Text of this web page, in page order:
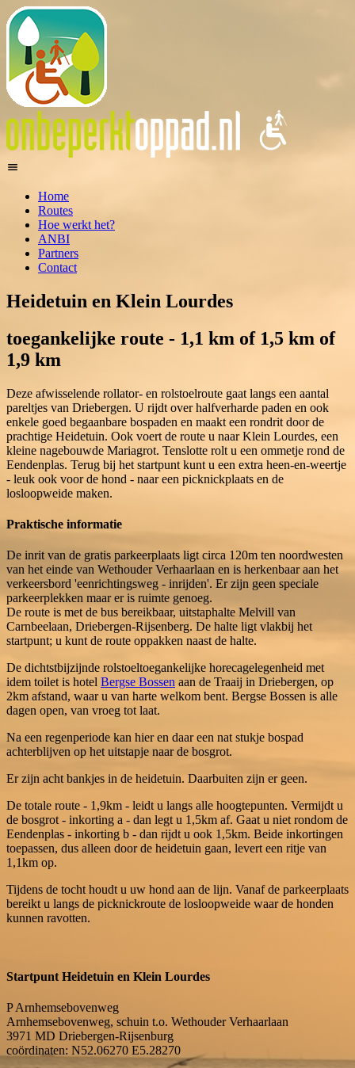
Home
Routes
Hoe werkt het?
ANBI
Partners
Contact
Heidetuin en Klein Lourdes
toegankelijke route - 1,1 km of 1,5 km of
1,9 km
Deze afwisselende rollator- en rolstoelroute gaat langs een aantal
pareltjes van Driebergen. U rijdt over halfverharde paden en ook
enkele goed begaanbare bospaden en maakt een rondrit door de
prachtige Heidetuin. Ook voert de route u naar Klein Lourdes, een
kleine nagebouwde Mariagrot. Tenslotte rolt u een ommetje rond de
Eendenplas. Terug bij het startpunt kunt u een extra heen-en-weertje
- leuk ook voor de hond - naar een picknickplaats en de
losloopweide maken.
Praktische informatie
De inrit van de gratis parkeerplaats ligt circa 120m ten noordwesten
van het einde van Wethouder Verhaarlaan en is herkenbaar aan het
verkeersbord 'eenrichtingsweg - inrijden'. Er zijn geen speciale
parkeerplekken maar er is ruimte genoeg.
De route is met de bus bereikbaar, uitstaphalte Melvill van
Carnbeelaan, Driebergen-Rijsenberg. De halte ligt vlakbij het
startpunt; u kunt de route oppakken naast de halte.
De dichtstbijzijnde rolstoeltoegankelijke horecagelegenheid met
idem toilet is hotel Bergse Bossen aan de Traaij in Driebergen, op
2km afstand, waar u van harte welkom bent. Bergse Bossen is alle
dagen open, van vroeg tot laat.
Na een regenperiode kan hier en daar een nat stukje bospad
achterblijven op het uitstapje naar de bosgrot.
Er zijn acht bankjes in de heidetuin. Daarbuiten zijn er geen.
De totale route - 1,9km - leidt u langs alle hoogtepunten. Vermijdt u
de bosgrot - inkorting a - dan legt u 1,5km af. Gaat u niet rondom de
Eendenplas - inkorting b - dan rijdt u ook 1,5km. Beide inkortingen
toepassen, dus alleen door de heidetuin gaan, levert een ritje van
1,1km op.
Tijdens de tocht houdt u uw hond aan de lijn. Vanaf de parkeerplaats
bereikt u langs de picknickroute de losloopweide waar de honden
kunnen ravotten.
Startpunt Heidetuin en Klein Lourdes
P Arnhemsebovenweg
Arnhemsebovenweg, schuin t.o. Wethouder Verhaarlaan
3971 MD Driebergen-Rijsenburg
coördinaten: N52.06270 E5.28270